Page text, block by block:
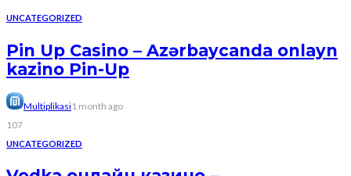
UNCATEGORIZED
Pin Up Casino – Azərbaycanda onlayn
kazino Pin-Up
Multiplikasi1 month ago
107
UNCATEGORIZED